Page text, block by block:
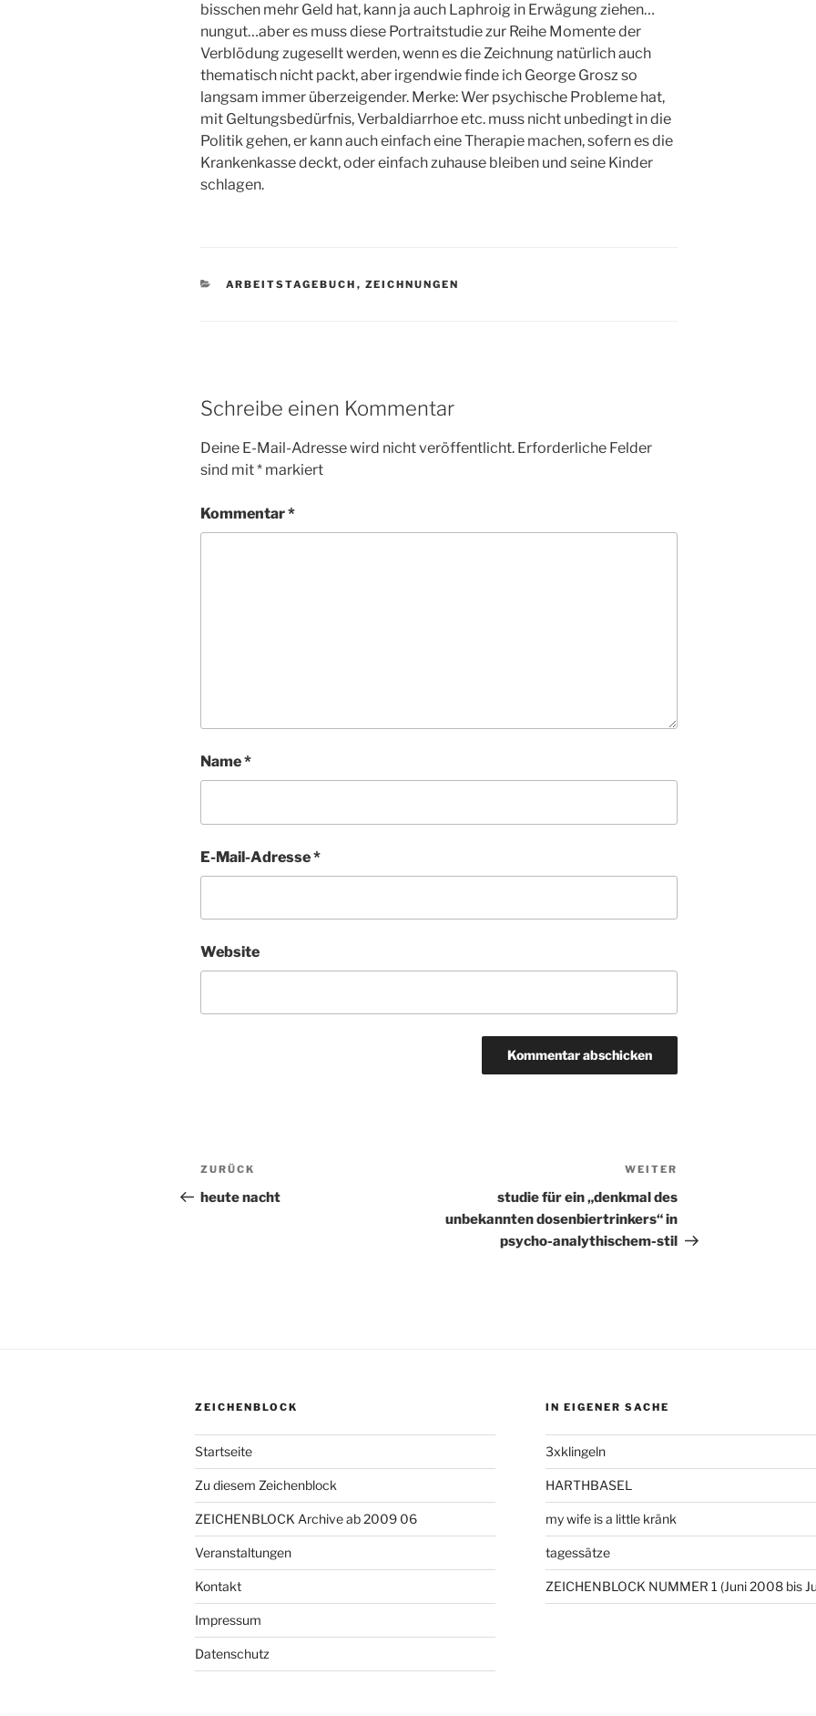
bisschen mehr Geld hat, kann ja auch Laphroig in Erwägung ziehen…
nungut…aber es muss diese Portraitstudie zur Reihe Momente der
Verblödung zugesellt werden, wenn es die Zeichnung natürlich auch
thematisch nicht packt, aber irgendwie finde ich George Grosz so
langsam immer überzeigender. Merke: Wer psychische Probleme hat,
mit Geltungsbedürfnis, Verbaldiarrhoe etc. muss nicht unbedingt in die
Politik gehen, er kann auch einfach eine Therapie machen, sofern es die
Krankenkasse deckt, oder einfach zuhause bleiben und seine Kinder
schlagen.
KATEGORIEN
ARBEITSTAGEBUCH , ZEICHNUNGEN
Schreibe einen Kommentar
Deine E-Mail-Adresse wird nicht veröffentlicht. Erforderliche Felder
sind mit* markiert
Kommentar*
Name*
E-Mail-Adresse*
Website
Beitragsnavigation
Vorheriger
Beitrag
ZURÜCK
heute nacht
WEITER
studie für ein „denkmal des
unbekannten dosenbiertrinkers“ in
psycho-analythischem-stil
ZEICHENBLOCK
Startseite
Zu diesem Zeichenblock
ZEICHENBLOCK Archive ab 2009 06
Veranstaltungen
Kontakt
Impressum
Datenschutz
IN EIGENER SACHE
3xklingeln
HARTHBASEL
my wife is a little kränk
tagessätze
ZEICHENBLOCK NUMMER 1 (Juni 2008 bis